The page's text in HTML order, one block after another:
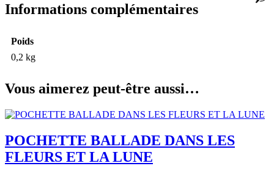
Informations complémentaires
Poids
0,2 kg
Vous aimerez peut-être aussi…
POCHETTE BALLADE DANS LES
FLEURS ET LA LUNE